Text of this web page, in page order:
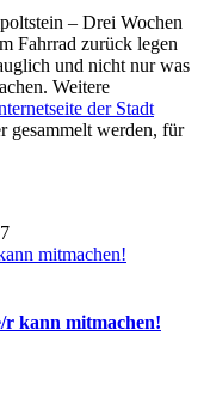
– Drei Wochen
Fahrrad zurück legen
und nicht nur was
Weitere
der Stadt
gesammelt werden, für
mitmachen!
r kann mitmachen!